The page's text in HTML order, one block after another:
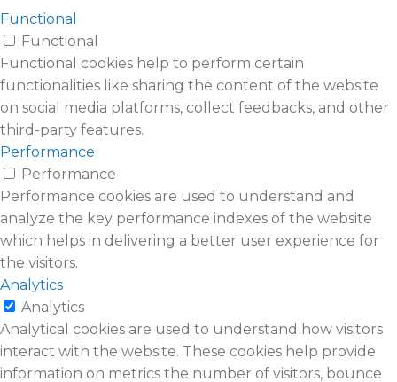
Functional
Functional
Functional cookies help to perform certain
functionalities like sharing the content of the website
on social media platforms, collect feedbacks, and other
third-party features.
Performance
Performance
Performance cookies are used to understand and
analyze the key performance indexes of the website
which helps in delivering a better user experience for
the visitors.
Analytics
Analytics
Analytical cookies are used to understand how visitors
interact with the website. These cookies help provide
information on metrics the number of visitors, bounce